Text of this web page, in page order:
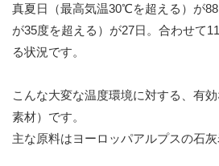
真夏日（最高気温30℃を超える）が
が35度を超える）が27日。合わせて
る状況です。
こんな大変な温度環境に対する、有
素材）です。
主な原料はヨーロッパアルプスの石灰